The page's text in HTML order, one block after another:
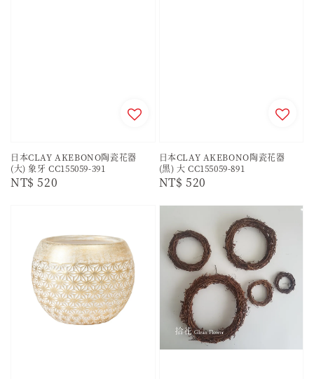
日本CLAY AKEBONO陶瓷花器
(大) 象牙 CC155059-391
Regular
NT$ 520
日本CLAY AKEBONO陶瓷花器
(黑) 大 CC155059-891
Regular
NT$ 520